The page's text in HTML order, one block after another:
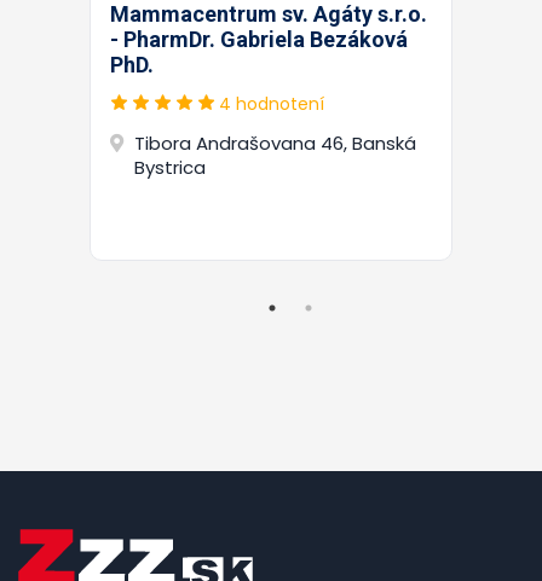
Mammacentrum sv. Agáty s.r.o.
- PharmDr. Gabriela Bezáková
PhD.
4 hodnotení
Tibora Andrašovana 46, Banská
Bystrica